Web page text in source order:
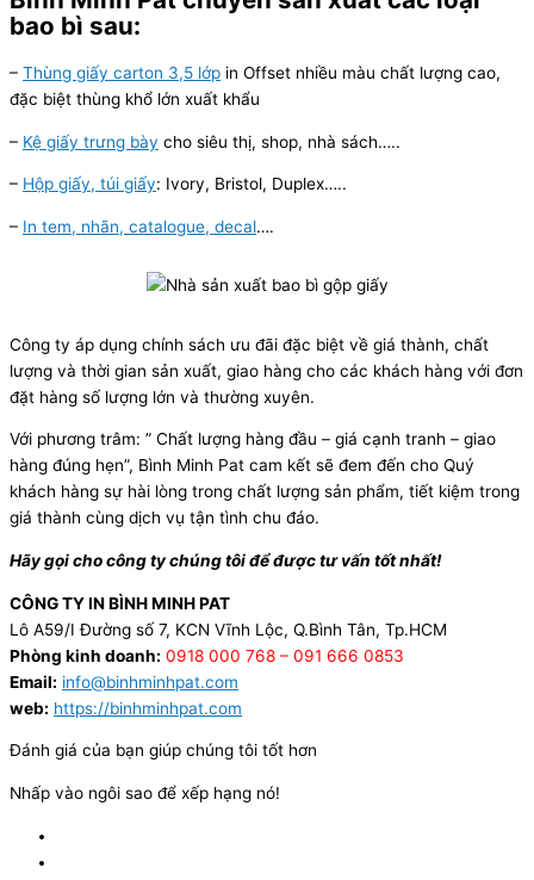
bao bì sau:
– Thùng giấy carton 3,5 lớp in Offset nhiều màu chất lượng cao,
đặc biệt thùng khổ lớn xuất khẩu
– Kệ giấy trưng bày cho siêu thị, shop, nhà sách…..
– Hộp giấy, túi giấy: Ivory, Bristol, Duplex…..
– In tem, nhãn, catalogue, decal….
Công ty áp dụng chính sách ưu đãi đặc biệt về giá thành, chất
lượng và thời gian sản xuất, giao hàng cho các khách hàng với đơn
đặt hàng số lượng lớn và thường xuyên.
Với phương trâm: ” Chất lượng hàng đầu – giá cạnh tranh – giao
hàng đúng hẹn”, Bình Minh Pat cam kết sẽ đem đến cho Quý
khách hàng sự hài lòng trong chất lượng sản phẩm, tiết kiệm trong
giá thành cùng dịch vụ tận tình chu đáo.
Hãy gọi cho công ty chúng tôi để được tư vấn tốt nhất!
CÔNG TY IN BÌNH MINH PAT
Lô A59/I Đường số 7, KCN Vĩnh Lộc, Q.Bình Tân, Tp.HCM
Phòng kinh doanh: 0918 000 768 – 091 666 0853
Email: info@binhminhpat.com
web: https://binhminhpat.com
Đánh giá của bạn giúp chúng tôi tốt hơn
Nhấp vào ngôi sao để xếp hạng nó!